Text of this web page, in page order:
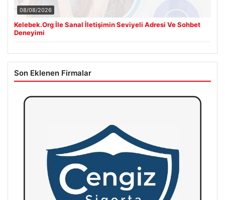
08/08/2026
Kelebek.Org İle Sanal İletişimin Seviyeli Adresi Ve Sohbet
Deneyimi
Son Eklenen Firmalar